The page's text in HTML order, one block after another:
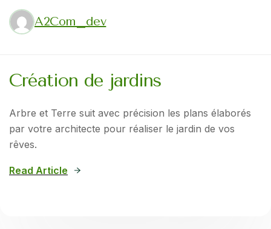
A2Com_dev
Création de jardins
Arbre et Terre suit avec précision les plans élaborés
par votre architecte pour réaliser le jardin de vos
rêves.
Read Article